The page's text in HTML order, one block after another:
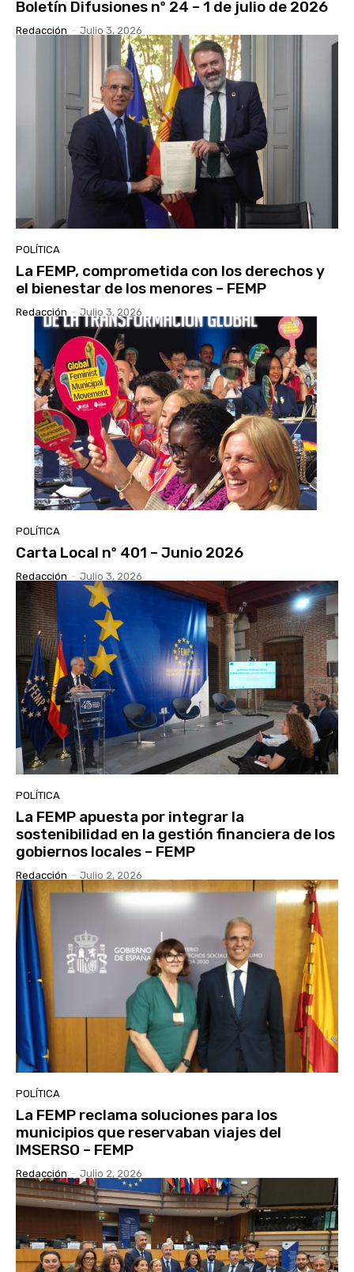
Boletín Difusiones nº 24 – 1 de julio de 2026
Redacción - Julio 3, 2026
POLÍTICA
La FEMP, comprometida con los derechos y
el bienestar de los menores – FEMP
Redacción - Julio 3, 2026
POLÍTICA
Carta Local nº 401 – Junio ​​2026
Redacción - Julio 3, 2026
POLÍTICA
La FEMP apuesta por integrar la
sostenibilidad en la gestión financiera de los
gobiernos locales – FEMP
Redacción - Julio 2, 2026
POLÍTICA
La FEMP reclama soluciones para los
municipios que reservaban viajes del
IMSERSO – FEMP
Redacción - Julio 2, 2026